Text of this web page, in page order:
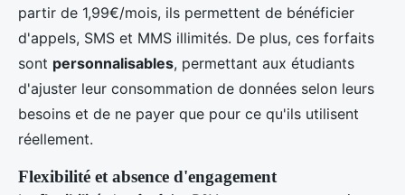
partir de 1,99€/mois, ils permettent de bénéficier
d'appels, SMS et MMS illimités. De plus, ces forfaits
sont personnalisables, permettant aux étudiants
d'ajuster leur consommation de données selon leurs
besoins et de ne payer que pour ce qu'ils utilisent
réellement.
Flexibilité et absence d'engagement